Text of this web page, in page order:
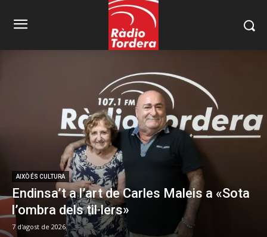
AIXÒ ÉS CULTURA
Endinsa’t a l’art de Carles Maleis a «Sota
l’ombra dels til·lers»
7 d'agost de 2026